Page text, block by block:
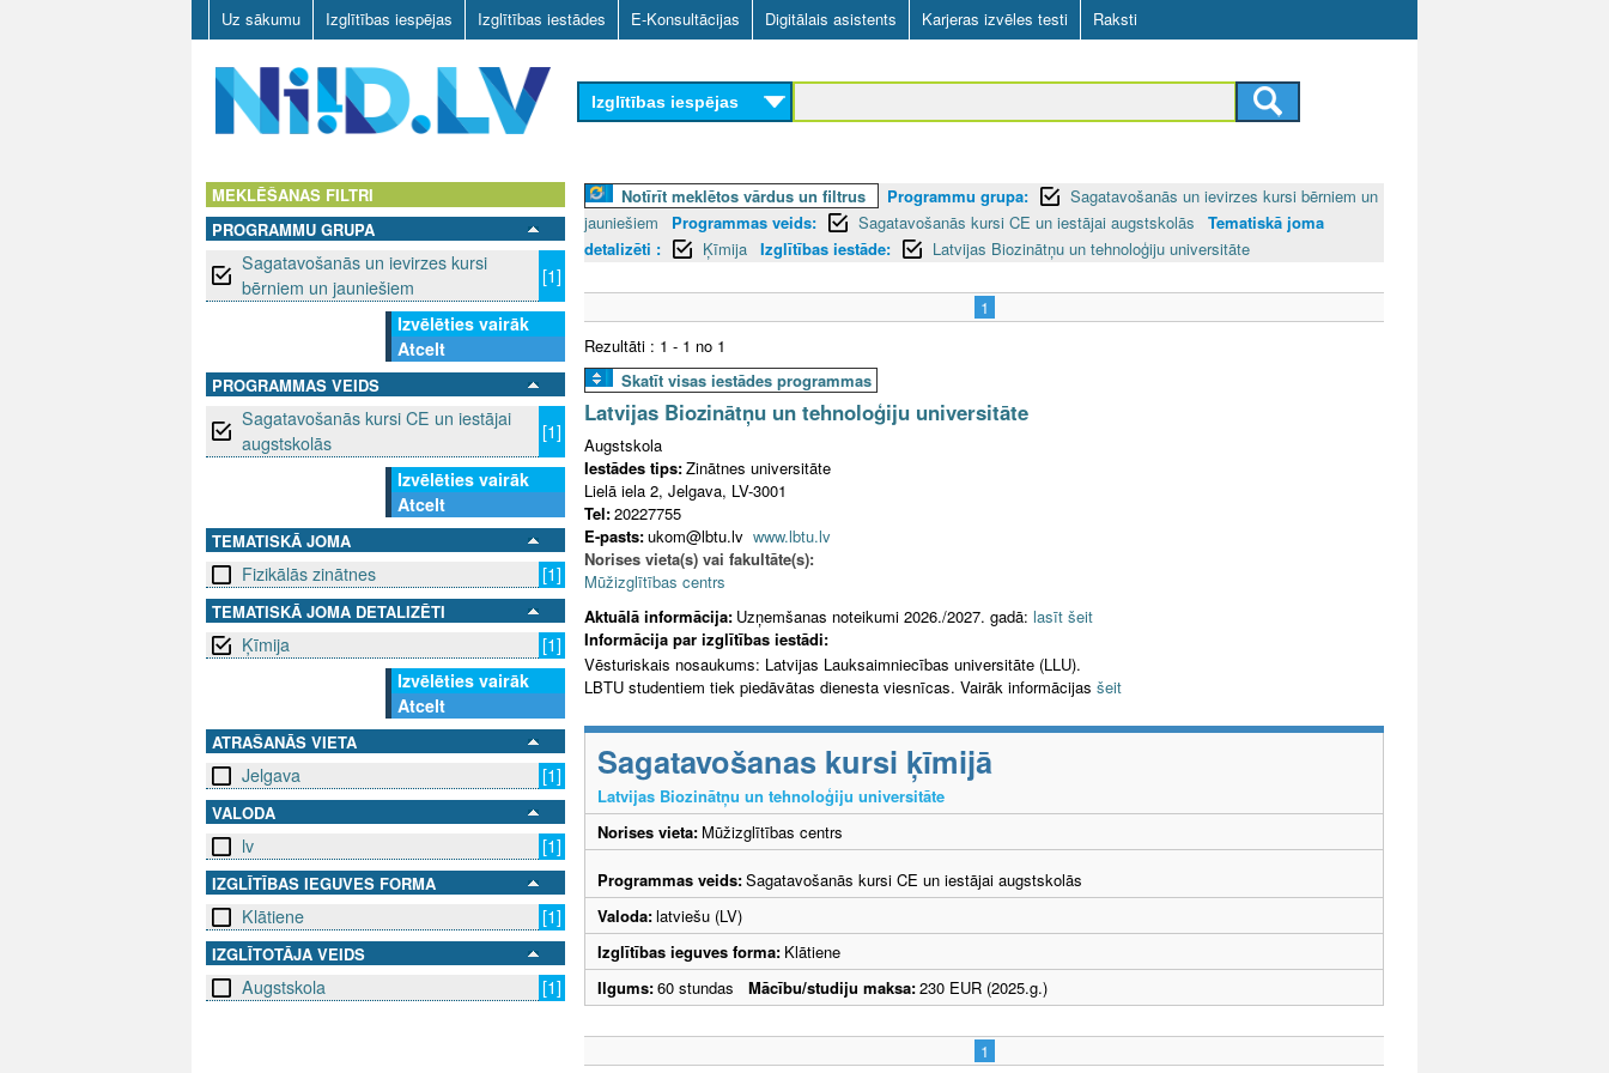
Skip
to
main
content
Uz sākumu Izglītības iespējas Izglītības iestādes E-Konsultācijas Digitālais asistents Karjeras izvēles testi Raksti
D
L
Izglītības iespējas
MEKLĒŠANAS FILTRI
PROGRAMMU GRUPA
Sagatavošanās un ievirzes kursi
bērniem un jauniešiem
[1]
Izvēlēties vairāk
Atcelt
PROGRAMMAS VEIDS
Sagatavošanās kursi CE un iestājai
augstskolās
[1]
Izvēlēties vairāk
Atcelt
TEMATISKĀ JOMA
Fizikālās zinātnes [1]
TEMATISKĀ JOMA DETALIZĒTI
Ķīmija
[1]
Izvēlēties vairāk
Atcelt
ATRAŠANĀS VIETA
Jelgava [1]
VALODA
lv [1]
IZGLĪTĪBAS IEGUVES FORMA
Klātiene [1]
IZGLĪTOTĀJA VEIDS
Augstskola [1]
Notīrīt meklētos vārdus un filtrus Programmu grupa:
Sagatavošanās un ievirzes kursi bērniem un
jauniešiem
Programmas veids: Sagatavošanās kursi CE un iestājai augstskolās
Tematiskā joma
detalizēti :
Ķīmija Izglītības iestāde: Latvijas Biozinātņu un tehnoloģiju universitāte
1
Rezultāti : 1 - 1 no 1
Skatīt visas iestādes programmas
Latvijas Biozinātņu un tehnoloģiju universitāte
Augstskola
Iestādes tips:Zinātnes universitāte
Lielā iela 2, Jelgava, LV-3001
Tel:20227755
E-pasts:ukom@lbtu.lv www.lbtu.lv
Norises vieta(s) vai fakultāte(s):
Mūžizglītības centrs
Aktuālā informācija: Uzņemšanas noteikumi 2026./2027. gadā: lasīt šeit
Informācija par izglītības iestādi:
Vēsturiskais nosaukums: Latvijas Lauksaimniecības universitāte (LLU).
LBTU studentiem tiek piedāvātas dienesta viesnīcas. Vairāk informācijas šeit
Sagatavošanas kursi ķīmijā
Latvijas Biozinātņu un tehnoloģiju universitāte
Norises vieta: Mūžizglītības centrs
Programmas veids:Sagatavošanās kursi CE un iestājai augstskolās
Valoda:latviešu (LV)
Izglītības ieguves forma: Klātiene
Ilgums:60 stundas Mācību/studiju maksa:230 EUR (2025.g.)
1